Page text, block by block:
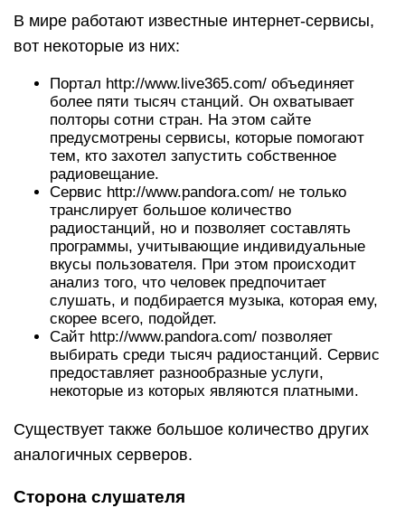
В мире работают известные интернет-сервисы,
вот некоторые из них:
Портал http://www.live365.com/ объединяет
более пяти тысяч станций. Он охватывает
полторы сотни стран. На этом сайте
предусмотрены сервисы, которые помогают
тем, кто захотел запустить собственное
радиовещание.
Сервис http://www.pandora.com/ не только
транслирует большое количество
радиостанций, но и позволяет составлять
программы, учитывающие индивидуальные
вкусы пользователя. При этом происходит
анализ того, что человек предпочитает
слушать, и подбирается музыка, которая ему,
скорее всего, подойдет.
Сайт http://www.pandora.com/ позволяет
выбирать среди тысяч радиостанций. Сервис
предоставляет разнообразные услуги,
некоторые из которых являются платными.
Существует также большое количество других
аналогичных серверов.
Сторона слушателя